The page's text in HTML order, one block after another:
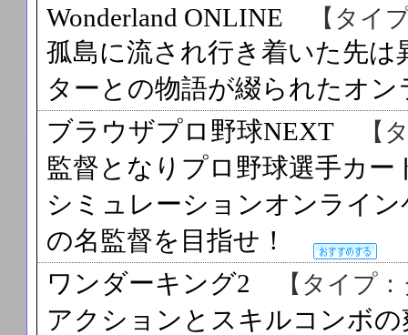
Wonderland ONLINE
【タイ
孤島に流され行き着いた先
ターとの物語が綴られたオ
ブラウザプロ野球NEXT
【
監督となりプロ野球選手カ
シミュレーションオンライ
の名監督を目指せ！
ワンダーキング2
【タイプ
アクションとスキルコンボ